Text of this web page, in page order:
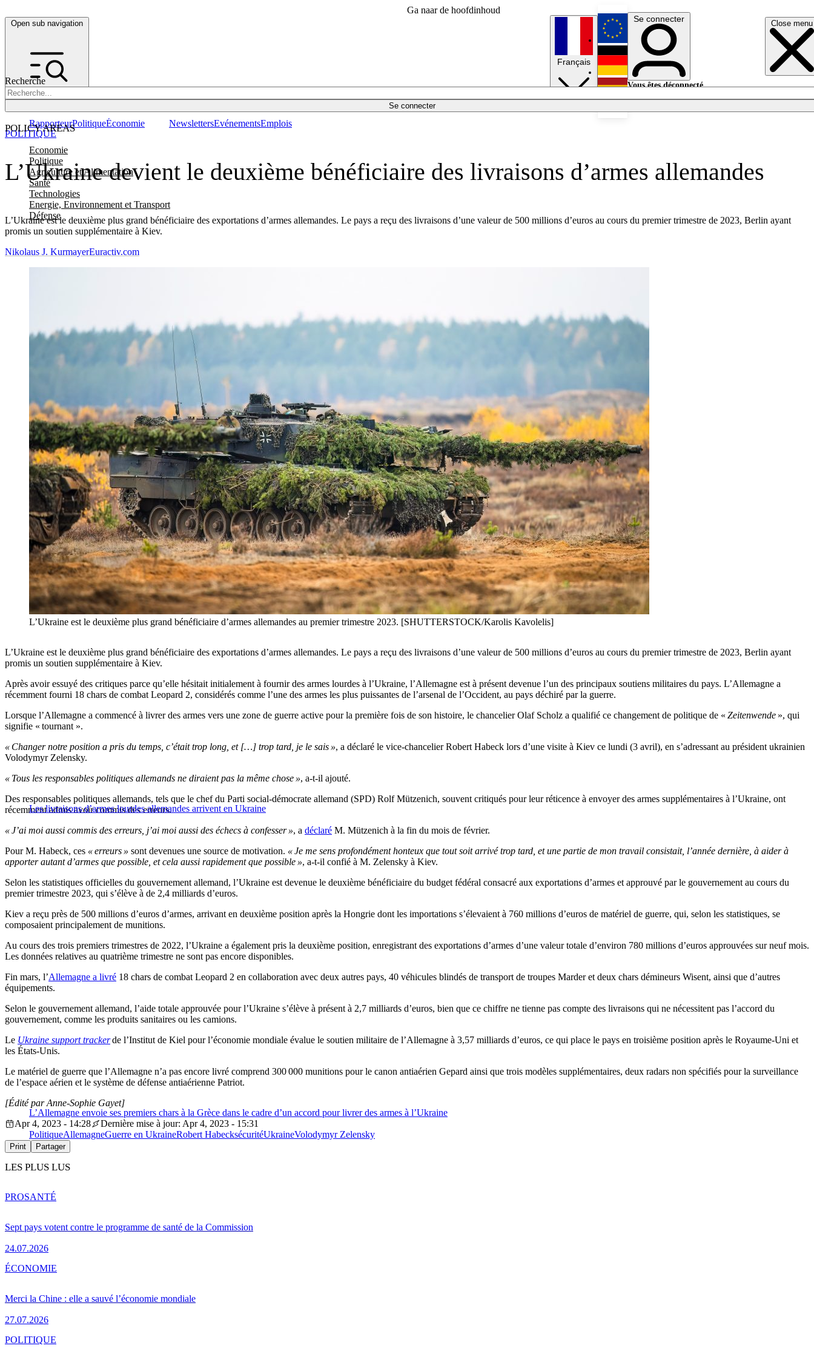
Ga naar de hoofdinhoud
Open sub navigation Close menu
Recherche
Se connecter
POLICY AREAS
Economie
Politique
Agriculture et Alimentation
Santé
Technologies
Energie, Environnement et Transport
Défense
RapporteurPolitiqueÉconomie NewslettersEvénementsEmplois
Français
English
Deutsch
Se connecter
Vous êtes déconnecté.
L’Ukraine devient le deuxième bénéficiaire des livraisons d’armes allemandes
L’Ukraine est le deuxième plus grand bénéficiaire des exportations d’armes allemandes. Le pays a reçu des livraisons d’une valeur de 500 millions d’euros au cours du premier trimestre de 2023, Berlin ayant
promis un soutien supplémentaire à Kiev.
POLITIQUE
Nikolaus J. KurmayerEuractiv.com
L’Ukraine est le deuxième plus grand bénéficiaire d’armes allemandes au premier trimestre 2023. [SHUTTERSTOCK/Karolis Kavolelis]
L’Ukraine est le deuxième plus grand bénéficiaire des exportations d’armes allemandes. Le pays a reçu des livraisons d’une valeur de 500 millions d’euros au cours du premier trimestre de 2023, Berlin ayant
promis un soutien supplémentaire à Kiev.
Après avoir essuyé des critiques parce qu’elle hésitait initialement à fournir des armes lourdes à l’Ukraine, l’Allemagne est à présent devenue l’un des principaux soutiens militaires du pays. L’Allemagne a
récemment fourni 18 chars de combat Leopard 2, considérés comme l’une des armes les plus puissantes de l’arsenal de l’Occident, au pays déchiré par la guerre.
Lorsque l’Allemagne a commencé à livrer des armes vers une zone de guerre active pour la première fois de son histoire, le chancelier Olaf Scholz a qualifié ce changement de politique de « Zeitenwende », qui
signifie « tournant ».
« Changer notre position a pris du temps, c’était trop long, et […] trop tard, je le sais », a déclaré le vice-chancelier Robert Habeck lors d’une visite à Kiev ce lundi (3 avril), en s’adressant au président ukrainien
Volodymyr Zelensky.
« Tous les responsables politiques allemands ne diraient pas la même chose », a-t-il ajouté.
Les livraisons d’armes lourdes allemandes arrivent en Ukraine
Des responsables politiques allemands, tels que le chef du Parti social-démocrate allemand (SPD) Rolf Mützenich, souvent critiqués pour leur réticence à envoyer des armes supplémentaires à l’Ukraine, ont
récemment admis avoir commis des erreurs.
« J’ai moi aussi commis des erreurs, j’ai moi aussi des échecs à confesser », a déclaré M. Mützenich à la fin du mois de février.
Pour M. Habeck, ces « erreurs » sont devenues une source de motivation. « Je me sens profondément honteux que tout soit arrivé trop tard, et une partie de mon travail consistait, l’année dernière, à aider à
apporter autant d’armes que possible, et cela aussi rapidement que possible », a-t-il confié à M. Zelensky à Kiev.
Selon les statistiques officielles du gouvernement allemand, l’Ukraine est devenue le deuxième bénéficiaire du budget fédéral consacré aux exportations d’armes et approuvé par le gouvernement au cours du
premier trimestre 2023, qui s’élève à de 2,4 milliards d’euros.
Kiev a reçu près de 500 millions d’euros d’armes, arrivant en deuxième position après la Hongrie dont les importations s’élevaient à 760 millions d’euros de matériel de guerre, qui, selon les statistiques, se
composaient principalement de munitions.
Au cours des trois premiers trimestres de 2022, l’Ukraine a également pris la deuxième position, enregistrant des exportations d’armes d’une valeur totale d’environ 780 millions d’euros approuvées sur neuf mois.
Les données relatives au quatrième trimestre ne sont pas encore disponibles.
Fin mars, l’Allemagne a livré 18 chars de combat Leopard 2 en collaboration avec deux autres pays, 40 véhicules blindés de transport de troupes Marder et deux chars démineurs Wisent, ainsi que d’autres
équipements.
Selon le gouvernement allemand, l’aide totale approuvée pour l’Ukraine s’élève à présent à 2,7 milliards d’euros, bien que ce chiffre ne tienne pas compte des livraisons qui ne nécessitent pas l’accord du
gouvernement, comme les produits sanitaires ou les camions.
Le Ukraine support trackerde l’Institut de Kiel pour l’économie mondiale évalue le soutien militaire de l’Allemagne à 3,57 milliards d’euros, ce qui place le pays en troisième position après le Royaume-Uni et
les États-Unis.
Le matériel de guerre que l’Allemagne n’a pas encore livré comprend 300 000 munitions pour le canon antiaérien Gepard ainsi que trois modèles supplémentaires, deux radars non spécifiés pour la surveillance
de l’espace aérien et le système de défense antiaérienne Patriot.
L’Allemagne envoie ses premiers chars à la Grèce dans le cadre d’un accord pour livrer des armes à l’Ukraine
[Édité par Anne-Sophie Gayet]
Apr 4, 2023 - 14:28
Dernière mise à jour: Apr 4, 2023 - 15:31
PolitiqueAllemagneGuerre en UkraineRobert HabecksécuritéUkraineVolodymyr Zelensky
Print Partager
LES PLUS LUS
Sept pays votent contre le programme de santé de la Commission
24.07.2026
PROSANTÉ
Merci la Chine : elle a sauvé l’économie mondiale
27.07.2026
ÉCONOMIE
POLITIQUE